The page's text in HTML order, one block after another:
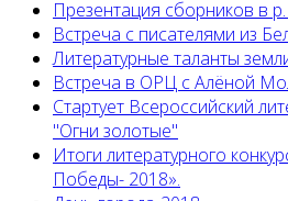
Презентация сборников в
Встреча с писателями из
Литературные таланты
Встреча в ОРЦ с Алёной
Cтартует Всероссийский
"Огни золотые"
Итоги литературного
Победы- 2018».